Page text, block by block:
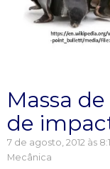
Massa
de
7 de agosto, 2012 às
Mecânica